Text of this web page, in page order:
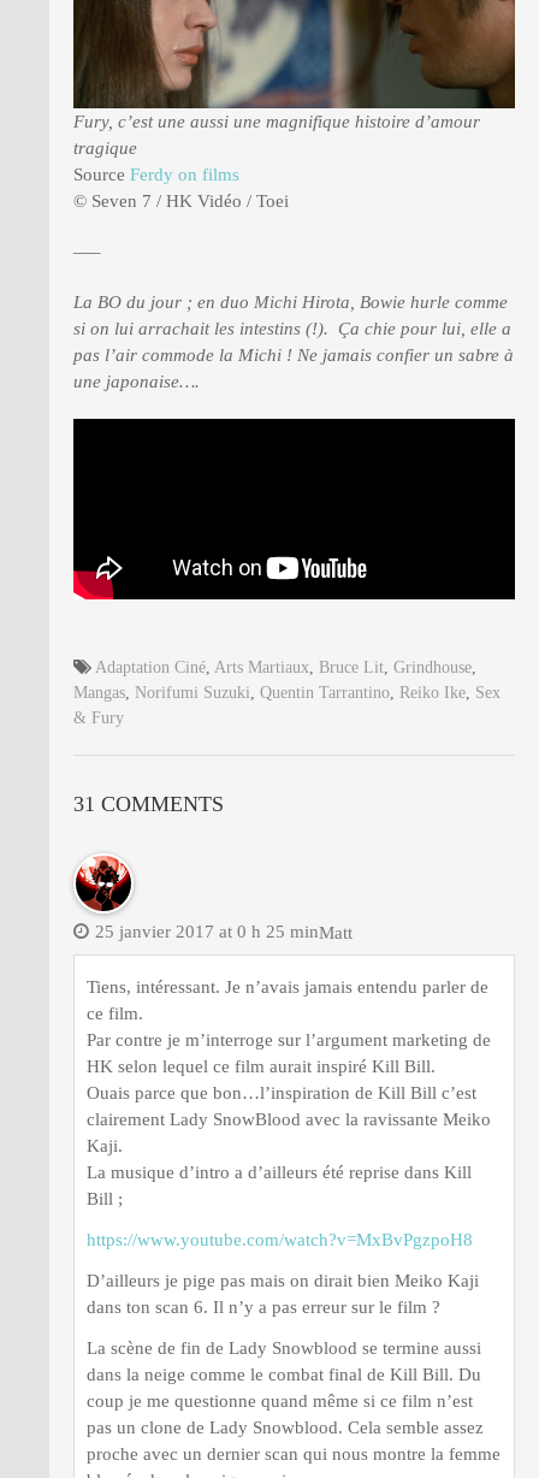
Fury, c’est une aussi une magnifique histoire d’amour
tragique
Source Ferdy on films
© Seven 7 / HK Vidéo / Toei
—–
La BO du jour ; en duo Michi Hirota, Bowie hurle comme
si on lui arrachait les intestins (!). Ça chie pour lui, elle a
pas l’air commode la Michi ! Ne jamais confier un sabre à
une japonaise….
Adaptation Ciné, Arts Martiaux, Bruce Lit, Grindhouse,
Mangas, Norifumi Suzuki, Quentin Tarrantino, Reiko Ike, Sex
& Fury
31 COMMENTS
Matt
25 janvier 2017 at 0 h 25 min
Tiens, intéressant. Je n’avais jamais entendu parler de
ce film.
Par contre je m’interroge sur l’argument marketing de
HK selon lequel ce film aurait inspiré Kill Bill.
Ouais parce que bon…l’inspiration de Kill Bill c’est
clairement Lady SnowBlood avec la ravissante Meiko
Kaji.
La musique d’intro a d’ailleurs été reprise dans Kill
Bill ;
https://www.youtube.com/watch?v=MxBvPgzpoH8
D’ailleurs je pige pas mais on dirait bien Meiko Kaji
dans ton scan 6. Il n’y a pas erreur sur le film ?
La scène de fin de Lady Snowblood se termine aussi
dans la neige comme le combat final de Kill Bill. Du
coup je me questionne quand même si ce film n’est
pas un clone de Lady Snowblood. Cela semble assez
proche avec un dernier scan qui nous montre la femme